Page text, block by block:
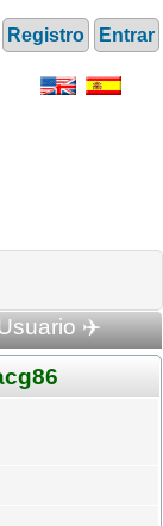
Registro Entrar
✈️